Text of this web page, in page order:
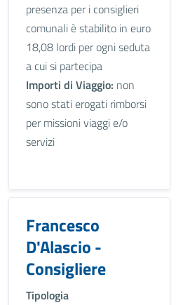
presenza per i consiglieri
comunali è stabilito in euro
18,08 lordi per ogni seduta
a cui si partecipa
Importi di Viaggio: non
sono stati erogati rimborsi
per missioni viaggi e/o
servizi
Francesco
D'Alascio -
Consigliere
Tipologia